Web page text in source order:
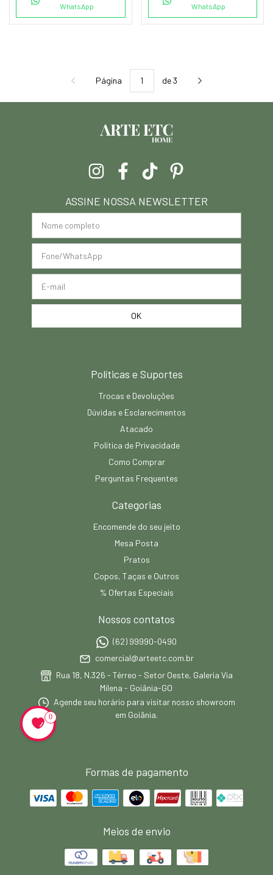
WhatsApp
WhatsApp
Página de 3
ASSINE NOSSA NEWSLETTER
Políticas e Suportes
Trocas e Devoluções
Dúvidas e Esclarecimentos
Atacado
Política de Privacidade
Como Comprar
Perguntas Frequentes
Categorias
Encomende do seu jeito
Mesa Posta
Pratos
Copos, Taças e Outros
% Ofertas Especiais
Nossos contatos
(62) 99990-0490
comercial@arteetc.com.br
Rua 18, N.326 - Térreo - Setor Oeste, Galeria Via
Milena - Goiânia-GO
Agende seu horário para visitar nosso showroom
em Goiânia.
Formas de pagamento
Meios de envio
0